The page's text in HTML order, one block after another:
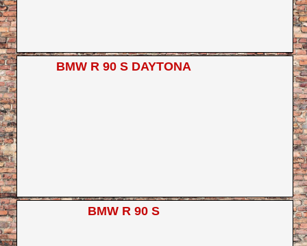
BMW R 90 S DAYTONA
BMW R 90 S